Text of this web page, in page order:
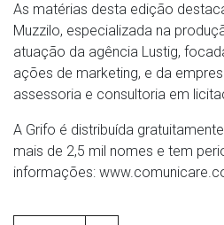
As matérias desta edição
Muzzilo, especializada na
atuação da agência Lustig,
ações de marketing, e da
assessoria e consultoria em
A Grifo é distribuída
mais de 2,5 mil nomes e tem
informações: